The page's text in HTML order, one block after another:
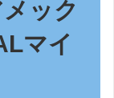
ック
マイ